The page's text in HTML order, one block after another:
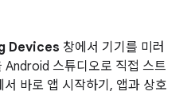
Devices 창에서 기기를 미러
Android 스튜디오로 직접 스트
바로 앱 시작하기, 앱과 상호